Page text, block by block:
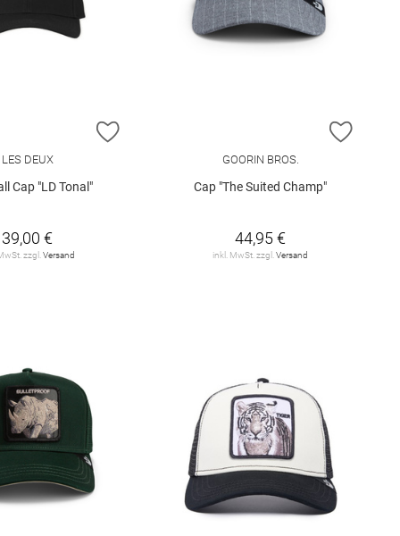
HINZUFÜGEN
LES DEUX
Cap "LD Tonal"
39,00 €
zzgl.Versand
ZUR
GOORIN BROS.
Cap "The Suited Champ"
44,95 €
inkl. MwSt. zzgl.Versand